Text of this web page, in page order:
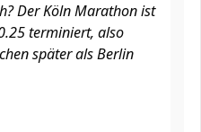
Der Köln Marathon ist
terminiert, also
später als Berlin